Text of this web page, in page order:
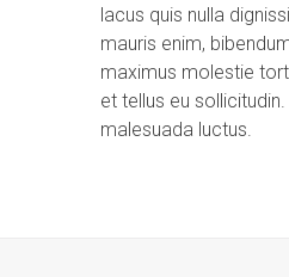
lacus quis nulla
mauris enim,
maximus molestie
et tellus eu
malesuada luctus.